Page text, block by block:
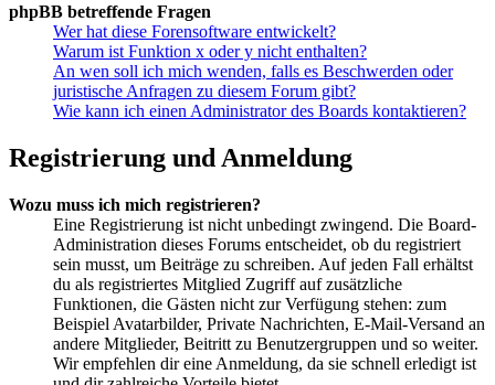
phpBB betreffende Fragen
Wer hat diese Forensoftware entwickelt?
Warum ist Funktion x oder y nicht enthalten?
An wen soll ich mich wenden, falls es Beschwerden oder
juristische Anfragen zu diesem Forum gibt?
Wie kann ich einen Administrator des Boards kontaktieren?
Registrierung und Anmeldung
Wozu muss ich mich registrieren?
Eine Registrierung ist nicht unbedingt zwingend. Die Board-
Administration dieses Forums entscheidet, ob du registriert
sein musst, um Beiträge zu schreiben. Auf jeden Fall erhältst
du als registriertes Mitglied Zugriff auf zusätzliche
Funktionen, die Gästen nicht zur Verfügung stehen: zum
Beispiel Avatarbilder, Private Nachrichten, E-Mail-Versand an
andere Mitglieder, Beitritt zu Benutzergruppen und so weiter.
Wir empfehlen dir eine Anmeldung, da sie schnell erledigt ist